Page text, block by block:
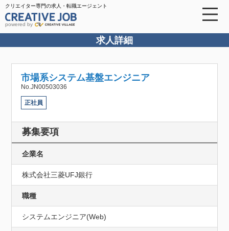
クリエイター専門の求人・転職エージェント
powered by
求人詳細
市場系システム基盤エンジニア
No.JN00503036
正社員
募集要項
企業名
株式会社三菱UFJ銀行
職種
システムエンジニア(Web)